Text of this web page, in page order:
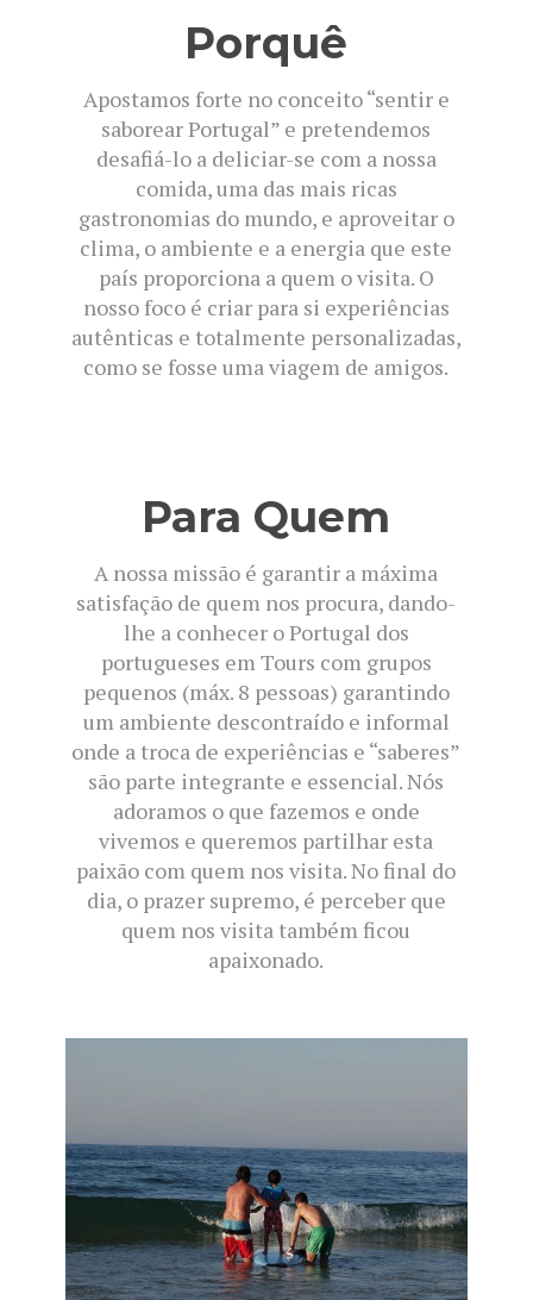
Porquê
Apostamos forte no conceito “sentir e
saborear Portugal” e pretendemos
desafiá-lo a deliciar-se com a nossa
comida, uma das mais ricas
gastronomias do mundo, e aproveitar o
clima, o ambiente e a energia que este
país proporciona a quem o visita. O
nosso foco é criar para si experiências
autênticas e totalmente personalizadas,
como se fosse uma viagem de amigos.
Para Quem
A nossa missão é garantir a máxima
satisfação de quem nos procura, dando-
lhe a conhecer o Portugal dos
portugueses em Tours com grupos
pequenos (máx. 8 pessoas) garantindo
um ambiente descontraído e informal
onde a troca de experiências e “saberes”
são parte integrante e essencial. Nós
adoramos o que fazemos e onde
vivemos e queremos partilhar esta
paixão com quem nos visita. No final do
dia, o prazer supremo, é perceber que
quem nos visita também ficou
apaixonado.